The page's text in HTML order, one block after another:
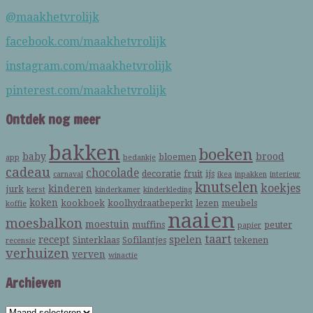
@maakhetvrolijk
facebook.com/maakhetvrolijk
instagram.com/maakhetvrolijk
pinterest.com/maakhetvrolijk
Ontdek nog meer
app baby bakken bedankje bloemen boeken brood
cadeau carnaval chocolade decoratie fruit ijs ikea inpakken interieur
jurk kerst kinderen kinderkamer kinderkleding knutselen koekjes
koffie koken kookboek koolhydraatbeperkt lezen meubels
moesbalkon moestuin muffins naaien papier peuter
recensie recept Sinterklaas Sofilantjes spelen taart tekenen
verhuizen verven winactie
Archieven